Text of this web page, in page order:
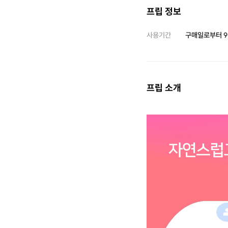
프립 정보
사용기간 구매일로부터
프립 소개